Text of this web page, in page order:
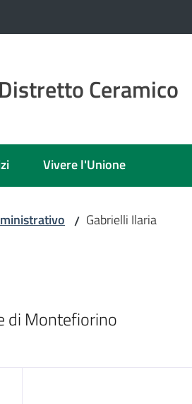
Ceramico
Vivere l'Unione
/ Gabrielli Ilaria
di Montefiorino